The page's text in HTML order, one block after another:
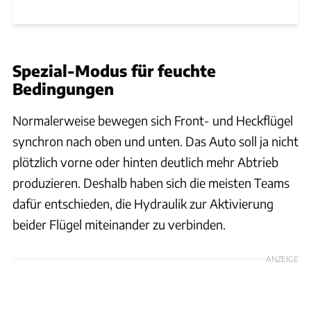
Spezial-Modus für feuchte
Bedingungen
Normalerweise bewegen sich Front- und Heckflügel
synchron nach oben und unten. Das Auto soll ja nicht
plötzlich vorne oder hinten deutlich mehr Abtrieb
produzieren. Deshalb haben sich die meisten Teams
dafür entschieden, die Hydraulik zur Aktivierung
beider Flügel miteinander zu verbinden.
ANZEIGE